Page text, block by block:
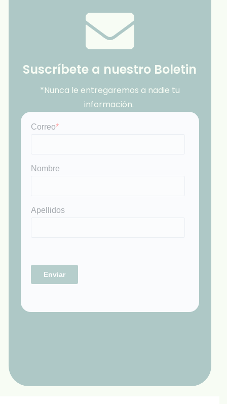
Suscríbete a nuestro Boletin
*Nunca le entregaremos a nadie tu
información.